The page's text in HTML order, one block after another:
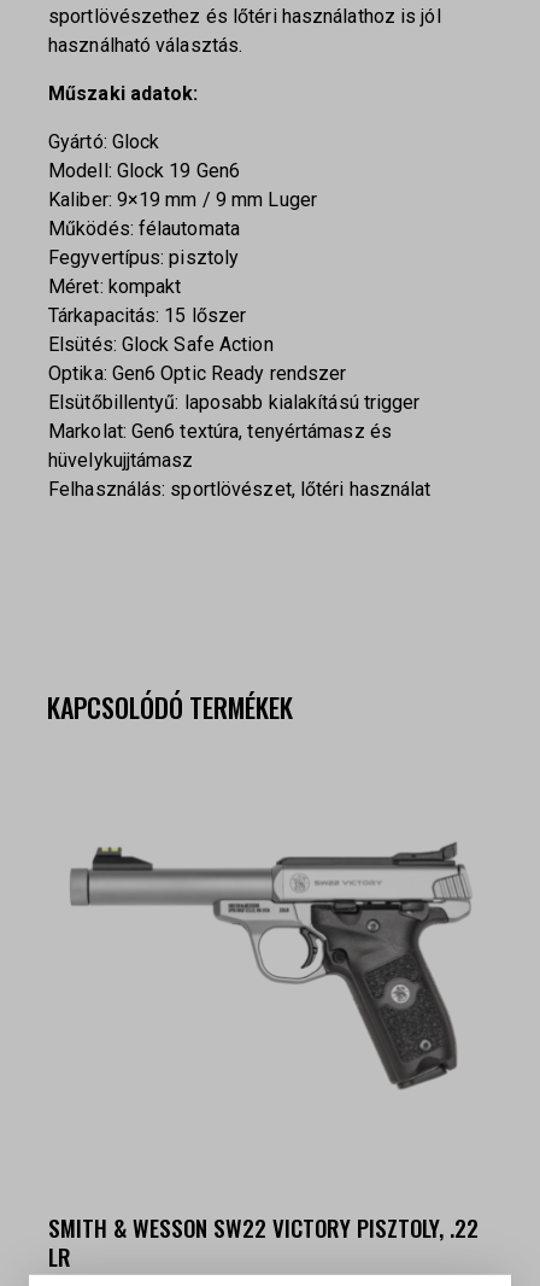
sportlövészethez és lőtéri használathoz is jól
használható választás.
Műszaki adatok:
Gyártó: Glock
Modell: Glock 19 Gen6
Kaliber: 9×19 mm / 9 mm Luger
Működés: félautomata
Fegyvertípus: pisztoly
Méret: kompakt
Tárkapacitás: 15 lőszer
Elsütés: Glock Safe Action
Optika: Gen6 Optic Ready rendszer
Elsütőbillentyű: laposabb kialakítású trigger
Markolat: Gen6 textúra, tenyértámasz és
hüvelykujjtámasz
Felhasználás: sportlövészet, lőtéri használat
KAPCSOLÓDÓ TERMÉKEK
SMITH & WESSON SW22 VICTORY PISZTOLY, .22
LR